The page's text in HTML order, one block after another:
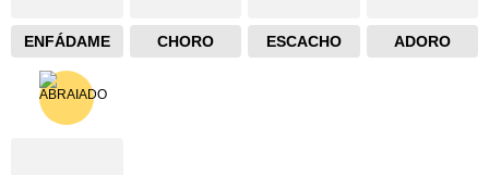
ENFÁDAME CHORO ESCACHO ADORO